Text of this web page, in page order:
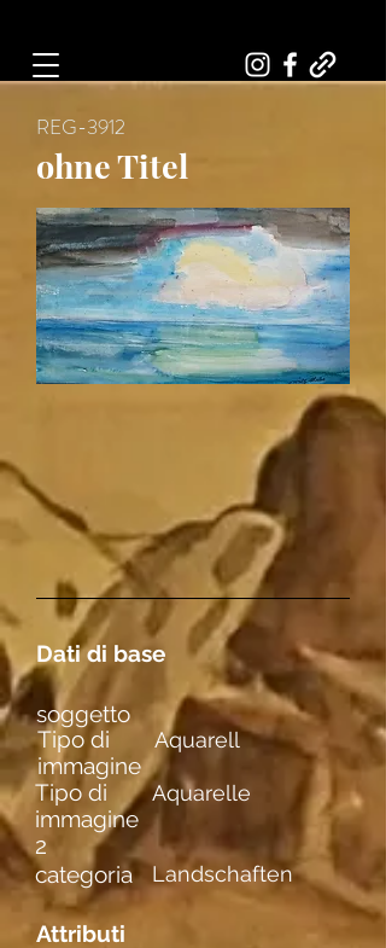
REG-3912
ohne Titel
Dati di base
Tipo di
immagine
Aquarell
Tipo di
immagine
2
Aquarelle
categoria Landschaften
Attributi
soggetto